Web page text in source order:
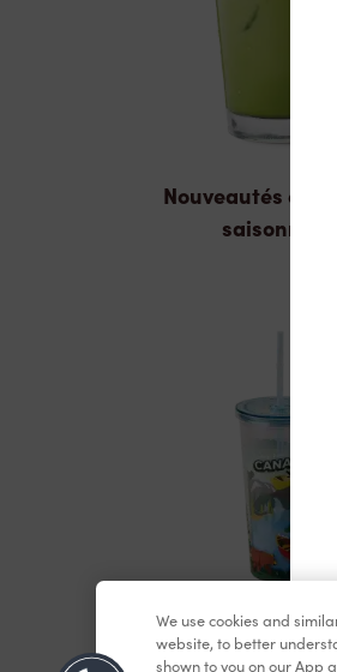
Nouveautés et
saisonniers
We use cookies and
website, to better
shown to you on our App